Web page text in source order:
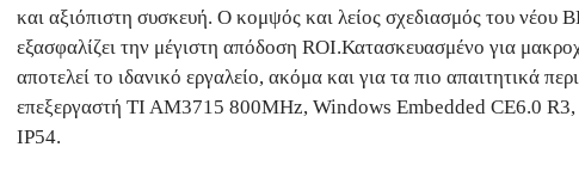
και αξιόπιστη συσκευή. Ο κομψός και λείος σχεδιασμός του νέου
εξασφαλίζει την μέγιστη απόδοση ROI.Κατασκευασμένο για
αποτελεί το ιδανικό εργαλείο, ακόμα και για τα πιο απαιτητικά
επεξεργαστή TI AM3715 800MHz, Windows Embedded CE6.0
IP54.